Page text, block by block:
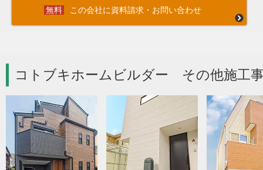
この会社に資料請求・お問い合わせ
コトブキホームビルダー その他施工